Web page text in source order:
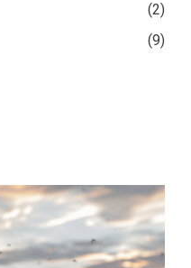
(2)
(9)